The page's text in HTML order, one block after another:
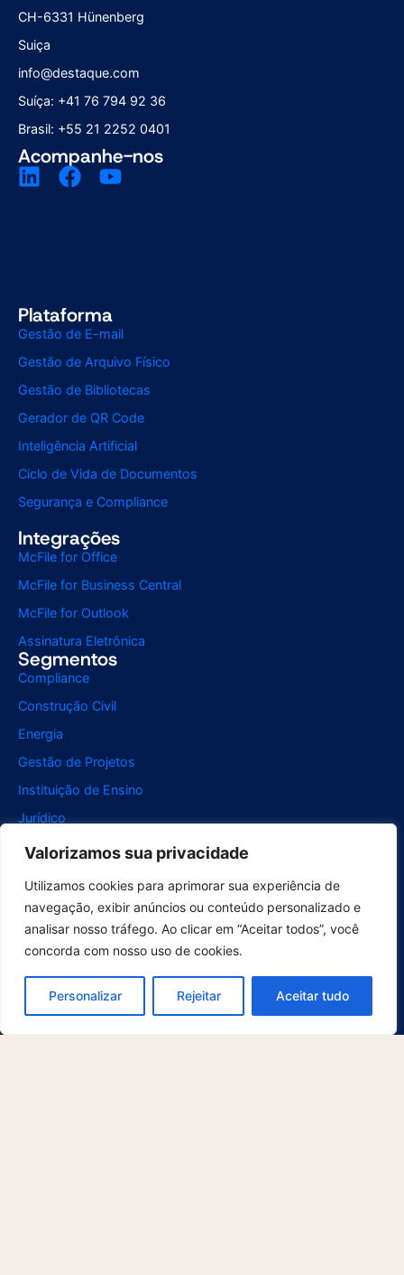
Valorizamos sua privacidade
Utilizamos cookies para aprimorar sua experiência de
navegação, exibir anúncios ou conteúdo personalizado e
analisar nosso tráfego. Ao clicar em “Aceitar todos”, você
concorda com nosso uso de cookies.
Personalizar Rejeitar Aceitar tudo
CH-6331 Hünenberg
Suiça
info@destaque.com
Suíça: +41 76 794 92 36
Brasil: +55 21 2252 0401
Acompanhe-nos
Plataforma
Gestão de E-mail
Gestão de Arquivo Físico
Gestão de Bibliotecas
Gerador de QR Code
Inteligência Artificial
Ciclo de Vida de Documentos
Segurança e Compliance
Integrações
McFile for Office
McFile for Business Central
McFile for Outlook
Assinatura Eletrônica
Segmentos
Compliance
Construção Civil
Energia
Gestão de Projetos
Instituição de Ensino
Jurídico
Recursos Humanos
Serviços de Digitalização
Varejo
Para desenvolvedores